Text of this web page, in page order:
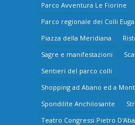
Parco Avventura Le Fiorine
Parco regionale dei Colli
Piazza della Meridiana
Sagre e manifestazioni
Sentieri del parco colli
Shopping ad Abano ed a
Spondilite Anchilosante
Teatro Congressi Pietro